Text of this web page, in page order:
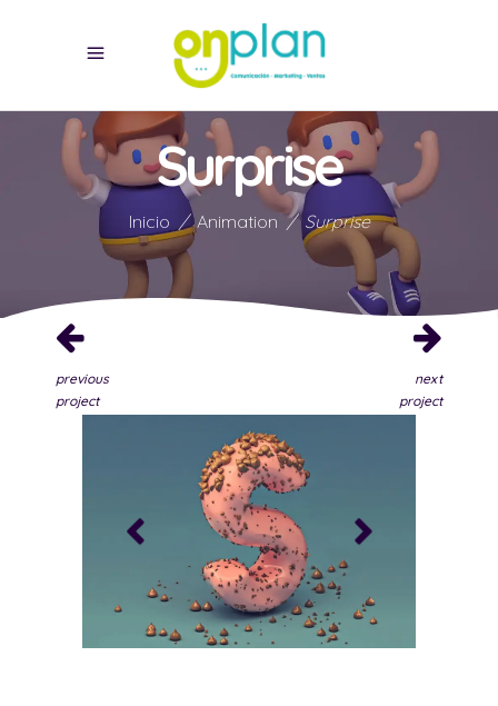
Surprise
Inicio /Animation / Surprise
previous
project
next
project